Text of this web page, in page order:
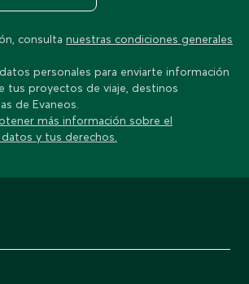
consulta nuestras condiciones generales
personales para enviarte información
tus proyectos de viaje, destinos
de Evaneos.
más información sobre el
y tus derechos.